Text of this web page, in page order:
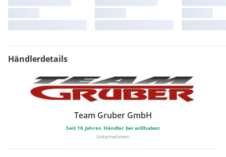
Händlerdetails
Team Gruber GmbH
Seit 16 Jahren Händler bei willhaben
Unternehmen